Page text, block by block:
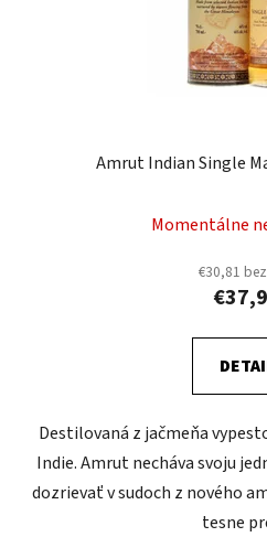
Amrut Indian Single
Momentálne
€30,81
Destilovaná z jačmeňa
Indie. Amrut necháva svoju
dozrievať v sudoch z nového
tesne